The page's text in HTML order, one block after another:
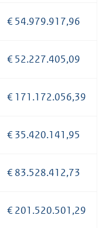
€ 54.979.917,96
€ 52.227.405,09
€ 171.172.056,39
€ 35.420.141,95
€ 83.528.412,73
€ 201.520.501,29